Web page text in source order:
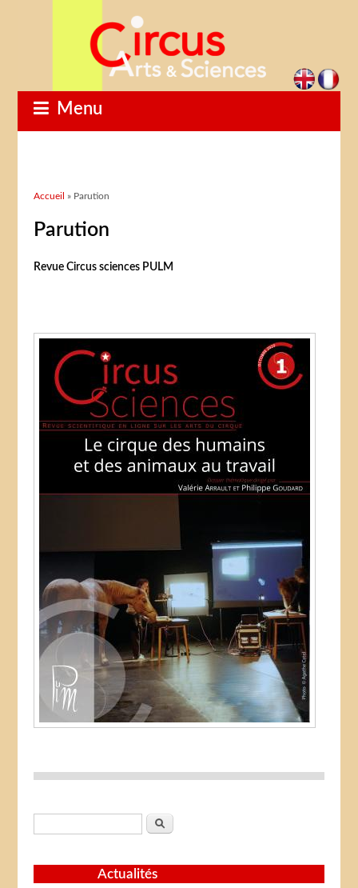
Menu
Vous êtes ici
Accueil » Parution
Parution
Revue Circus sciences PULM
Formulaire de recherche
Rechercher
Actualités